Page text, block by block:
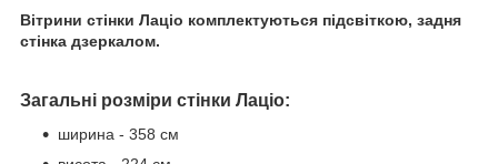
Вітрини стінки Лаціо комплектуються підсвіткою, задня
стінка дзеркалом.
Загальні розміри стінки Лаціо:
ширина - 358 см